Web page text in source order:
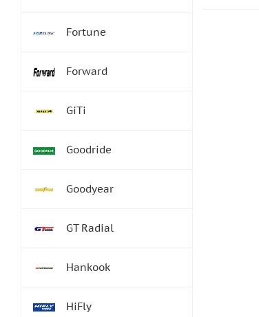
Fortune
Forward
GiTi
Goodride
Goodyear
GT Radial
Hankook
HiFly